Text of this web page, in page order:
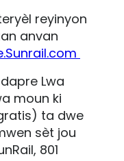
reyinyon
anvan
Lwa
moun ki
ta dwe
sèt jou
801